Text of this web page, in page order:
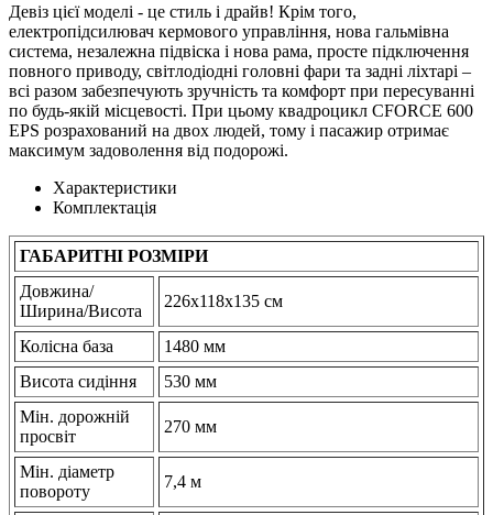
Девіз цієї моделі - це стиль і драйв! Крім того,
електропідсилювач кермового управління, нова гальмівна
система, незалежна підвіска і нова рама, просте підключення
повного приводу, світлодіодні головні фари та задні ліхтарі –
всі разом забезпечують зручність та комфорт при пересуванні
по будь-якій місцевості. При цьому квадроцикл CFORCE 600
EPS розрахований на двох людей, тому і пасажир отримає
максимум задоволення від подорожі.
Характеристики
Комплектація
ГАБАРИТНІ РОЗМІРИ
Довжина/
Ширина/Висота
226x118x135 см
Колісна база
1480 мм
Висота сидіння
530 мм
Мін. дорожній
просвіт
270 мм
Мін. діаметр
повороту
7,4 м